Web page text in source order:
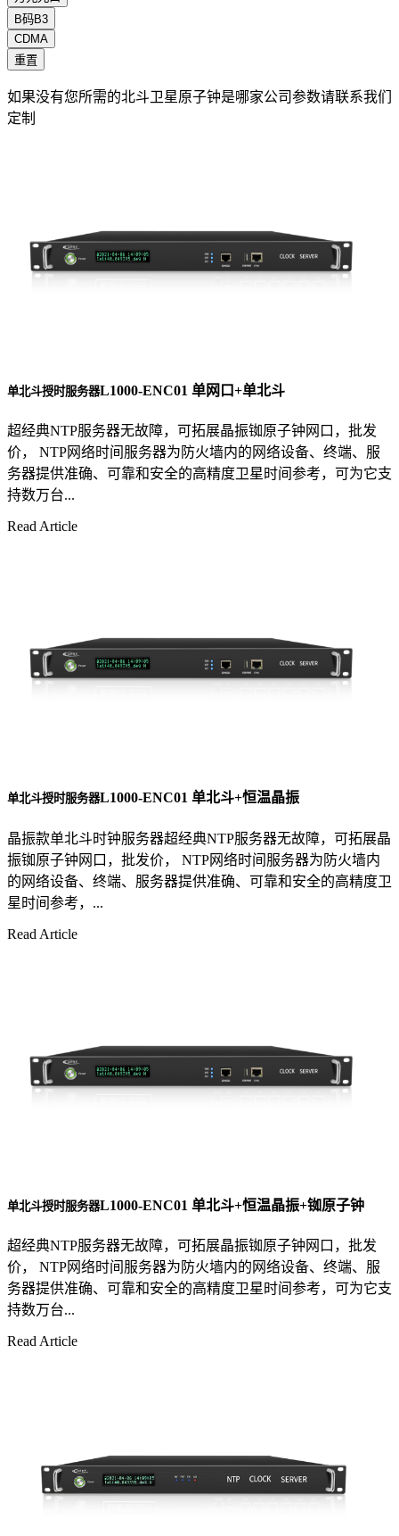
B码B3
CDMA
重置
如果没有您所需的北斗卫星原子钟是哪家公司参数请联系我们
定制
单北斗授时服务器L1000-ENC01 单网口+单北斗
超经典NTP服务器无故障，可拓展晶振铷原子钟网口，批发
价， NTP网络时间服务器为防火墙内的网络设备、终端、服
务器提供准确、可靠和安全的高精度卫星时间参考，可为它支
持数万台...
Read Article
单北斗授时服务器L1000-ENC01 单北斗+恒温晶振
晶振款单北斗时钟服务器超经典NTP服务器无故障，可拓展晶
振铷原子钟网口，批发价， NTP网络时间服务器为防火墙内
的网络设备、终端、服务器提供准确、可靠和安全的高精度卫
星时间参考，...
Read Article
单北斗授时服务器L1000-ENC01 单北斗+恒温晶振+铷原子钟
超经典NTP服务器无故障，可拓展晶振铷原子钟网口，批发
价， NTP网络时间服务器为防火墙内的网络设备、终端、服
务器提供准确、可靠和安全的高精度卫星时间参考，可为它支
持数万台...
Read Article